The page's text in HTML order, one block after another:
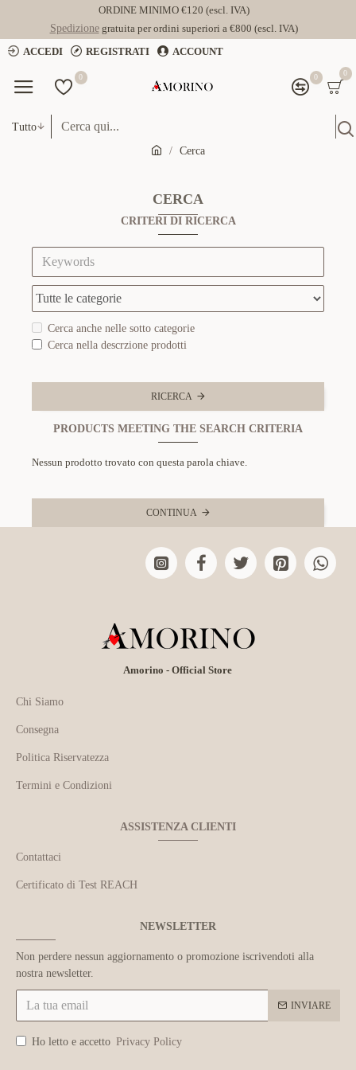
ORDINE MINIMO €120 (escl. IVA)
Spedizionegratuita per ordini superiori a €800 (escl. IVA)
ACCEDI
REGISTRATI ACCOUNT
0 0 0
Tutto
Cerca
CERCA
CRITERI DI RICERCA
Cerca anche nelle sotto categorie
Cerca nella descrzione prodotti
RICERCA
PRODUCTS MEETING THE SEARCH CRITERIA
Nessun prodotto trovato con questa parola chiave.
CONTINUA
Amorino - Official Store
Chi Siamo
Consegna
Politica Riservatezza
Termini e Condizioni
ASSISTENZA CLIENTI
Contattaci
Certificato di Test REACH
NEWSLETTER
Non perdere nessun aggiornamento o promozione iscrivendoti alla
nostra newsletter.
INVIARE
Ho letto e accetto Privacy Policy